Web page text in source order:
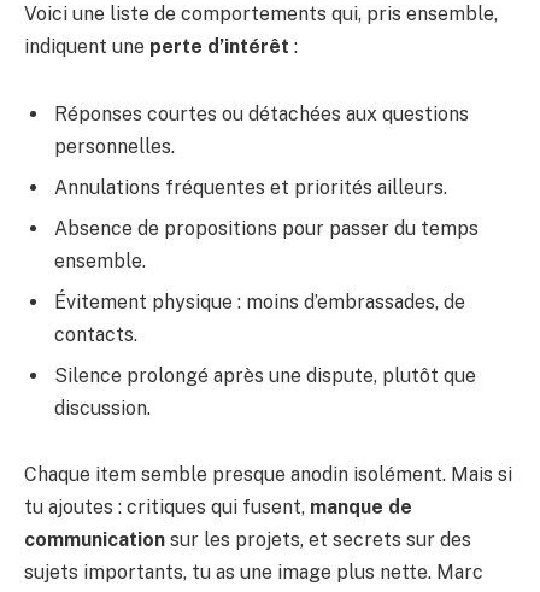
Voici une liste de comportements qui, pris ensemble,
indiquent une perte d’intérêt :
Réponses courtes ou détachées aux questions
personnelles.
Annulations fréquentes et priorités ailleurs.
Absence de propositions pour passer du temps
ensemble.
Évitement physique : moins d’embrassades, de
contacts.
Silence prolongé après une dispute, plutôt que
discussion.
Chaque item semble presque anodin isolément. Mais si
tu ajoutes : critiques qui fusent, manque de
communication sur les projets, et secrets sur des
sujets importants, tu as une image plus nette. Marc